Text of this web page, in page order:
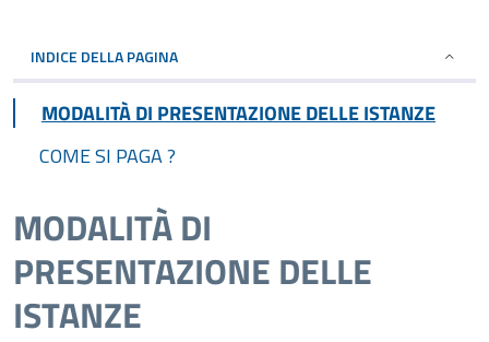
INDICE DELLA PAGINA
MODALITÀ DI PRESENTAZIONE DELLE ISTANZE
COME SI PAGA ?
MODALITÀ DI
PRESENTAZIONE DELLE
ISTANZE